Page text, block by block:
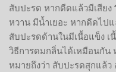
สับปะรด หากดีดแล้วมีเสียง
หวาน มีน้ำเยอะ หากดีดไปแ
สับปะรดด้านในมีเนื้อแข็ง เ
วิธีการดมกลิ่นได้เหมือนกั
หมายถึงว่า สับปะรดสุกแล้ว